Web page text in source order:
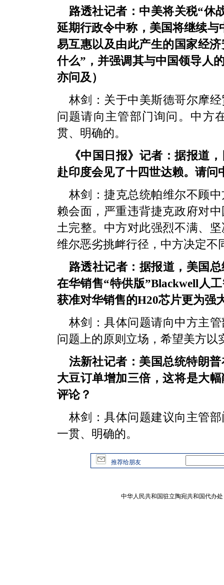
路透社记者：中美将关税“休
延期行政令中称，美国将继续
易互惠以及由此产生的国家经
什么”，并强调其与中国领导人
亦问及）
林剑：关于中美斯德哥尔摩
问题请向主管部门询问。中方
贯、明确的。
《中国日报》记者：据报道
赴印度会见了十四世达赖。请问
林剑：捷克总统帕维尔不顾
赖会面，严重违背捷克政府对
土完整。中方对此强烈不满、
维尔恶劣挑衅行径，中方决定不
路透社记者：据报道，美国
在华销售“特供版”Blackwell人
获准对华销售的H20芯片更为强
林剑：具体问题请向中方主
问题上的原则立场，希望美方
法新社记者：美国总统特朗
大豆订单增加三倍，这将是大
评论？
林剑：具体问题建议向主管
一贯、明确的。
推荐给朋友
中华人民共和国驻立陶宛共和国代办处